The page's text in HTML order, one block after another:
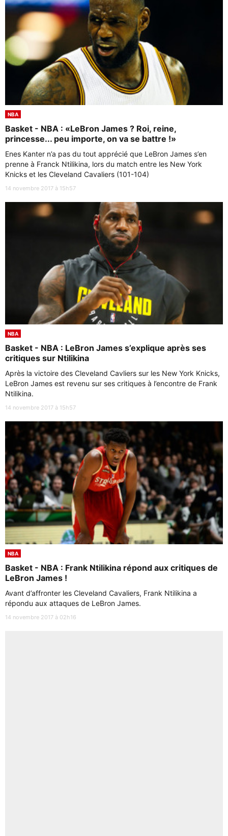
NBA
Basket - NBA : «LeBron James ? Roi, reine,
princesse... peu importe, on va se battre !»
Enes Kanter n’a pas du tout apprécié que LeBron James s’en
prenne à Franck Ntilikina, lors du match entre les New York
Knicks et les Cleveland Cavaliers (101-104)
14 novembre 2017 à 15h57
NBA
Basket - NBA : LeBron James s’explique après ses
critiques sur Ntilikina
Après la victoire des Cleveland Cavliers sur les New York Knicks,
LeBron James est revenu sur ses critiques à l’encontre de Frank
Ntilikina.
14 novembre 2017 à 15h57
NBA
Basket - NBA : Frank Ntilikina répond aux critiques de
LeBron James !
Avant d’affronter les Cleveland Cavaliers, Frank Ntilikina a
répondu aux attaques de LeBron James.
14 novembre 2017 à 02h16